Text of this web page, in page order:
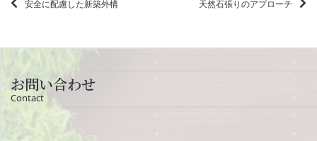
安全に配慮した新築外構 天然石張りのアプローチ
お問い合わせ
Contact